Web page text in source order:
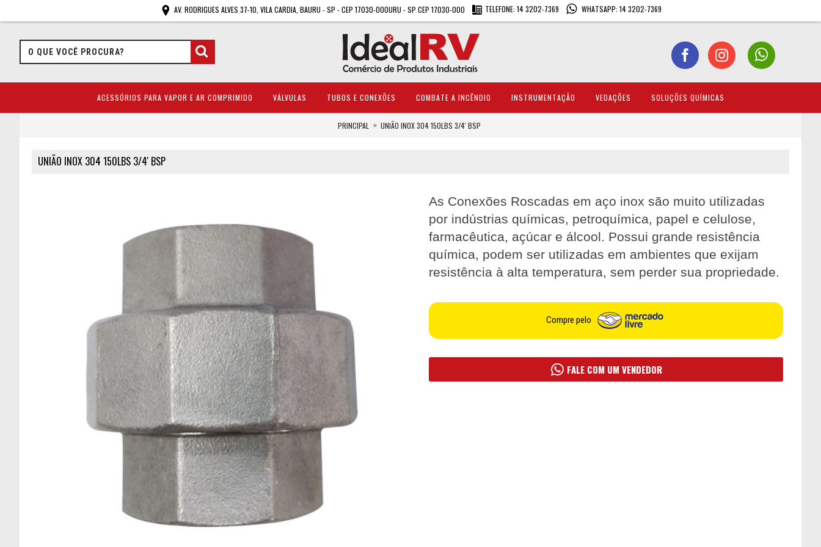
AV. RODRIGUES ALVES 37-10, VILA CARDIA, BAURU - SP - CEP 17030-000URU - SP CEP 17030-000 TELEFONE: 14 3202-7369 WHATSAPP: 14 3202-7369
ACESSÓRIOS PARA VAPOR E AR COMPRIMIDO VÁLVULAS TUBOS E CONEXÕES COMBATE A INCÊNDIO INSTRUMENTAÇÃO VEDAÇÕES SOLUÇÕES QUÍMICAS
PRINCIPAL UNIÃO INOX 304 150LBS 3/4' BSP
UNIÃO INOX 304 150LBS 3/4' BSP
As Conexões Roscadas em aço inox são muito utilizadas
por indústrias químicas, petroquímica, papel e celulose,
farmacêutica, açúcar e álcool. Possui grande resistência
química, podem ser utilizadas em ambientes que exijam
resistência à alta temperatura, sem perder sua propriedade.
Compre pelo
FALE COM UM VENDEDOR